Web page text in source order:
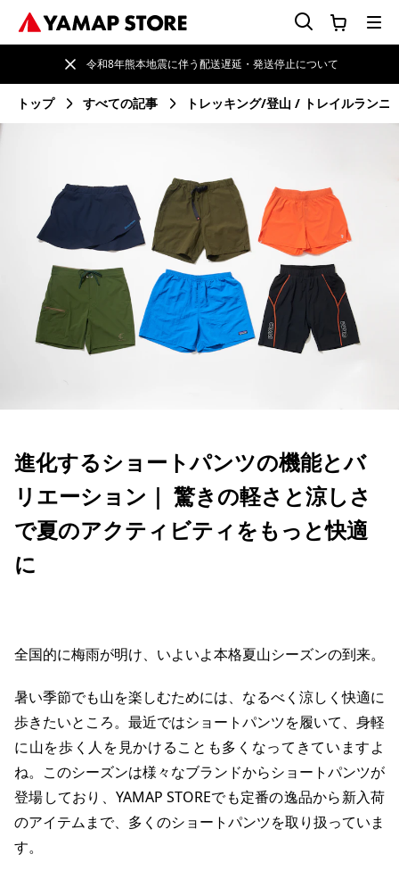
令和8年熊本地震に伴う配送遅延・発送停止について
トップ すべての記事 トレッキング/登山 トレイルランニ
進化するショートパンツの機能とバ
リエーション｜ 驚きの軽さと涼しさ
で夏のアクティビティをもっと快適
に
全国的に梅雨が明け、いよいよ本格夏山シーズンの到来。
暑い季節でも山を楽しむためには、なるべく涼しく快適に
歩きたいところ。最近ではショートパンツを履いて、身軽
に山を歩く人を見かけることも多くなってきていますよ
ね。このシーズンは様々なブランドからショートパンツが
登場しており、YAMAP STOREでも定番の逸品から新入荷
のアイテムまで、多くのショートパンツを取り扱っていま
す。